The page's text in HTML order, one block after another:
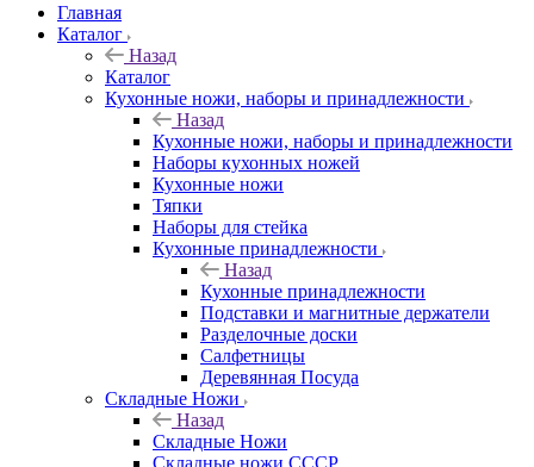
Главная
Каталог
Назад
Каталог
Кухонные ножи, наборы и принадлежности
Назад
Кухонные ножи, наборы и принадлежности
Наборы кухонных ножей
Кухонные ножи
Тяпки
Наборы для стейка
Кухонные принадлежности
Назад
Кухонные принадлежности
Подставки и магнитные держатели
Разделочные доски
Салфетницы
Деревянная Посуда
Складные Ножи
Назад
Складные Ножи
Cкладные ножи СССР